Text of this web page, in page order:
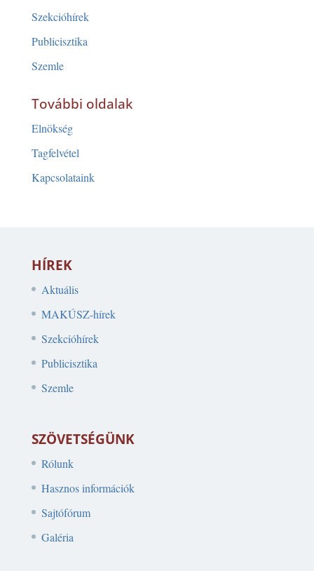
Szekcióhírek
Publicisztika
Szemle
További oldalak
Elnökség
Tagfelvétel
Kapcsolataink
HÍREK
Aktuális
MAKÚSZ-hírek
Szekcióhírek
Publicisztika
Szemle
SZÖVETSÉGÜNK
Rólunk
Hasznos információk
Sajtófórum
Galéria